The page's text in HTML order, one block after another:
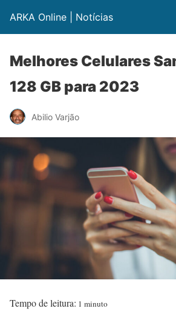
ARKA Online | Notícias
Melhores Celulares
128 GB para 2023
Abilio Varjão
Tempo de leitura: 1 minuto